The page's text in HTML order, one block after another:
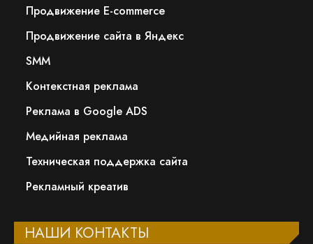
Продвижение E-commerce
Продвижение сайта в Яндекс
SMM
Контекстная реклама
Реклама в Google ADS
Медийная реклама
Техническая поддержка сайта
Рекламный креатив
НАШИ КОНТАКТЫ